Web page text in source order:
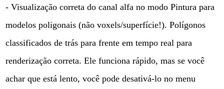
- Visualização correta do canal alfa no modo Pintura para
modelos poligonais (não voxels/superfície!). Polígonos
classificados de trás para frente em tempo real para
renderização correta. Ele funciona rápido, mas se você
achar que está lento, você pode desativá-lo no menu